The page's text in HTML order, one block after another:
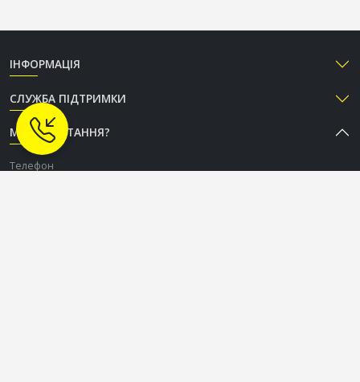
ІНФОРМАЦІЯ
СЛУЖБА ПІДТРИМКИ
МАЄТЕ ПИТАННЯ?
Телефон